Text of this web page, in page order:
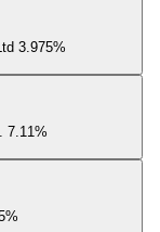
3.975%
7.11%